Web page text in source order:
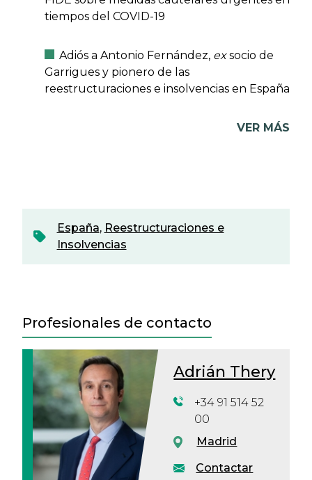
tiempos del COVID-19
Adiós a Antonio Fernández, exsocio de
Garrigues y pionero de las
reestructuraciones e insolvencias en España
VER MÁS
España, Reestructuraciones e
Insolvencias
Profesionales de contacto
Adrián Thery
Contactar
+34 91 514 52
00
Madrid